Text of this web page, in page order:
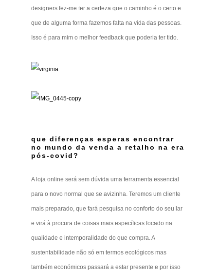
designers fez-me ter a certeza que o caminho é o certo e
que de alguma forma fazemos falta na vida das pessoas.
Isso é para mim o melhor feedback que poderia ter tido.
que diferenças esperas encontrar
no mundo da venda a retalho na era
pós-covid?
A loja online será sem dúvida uma ferramenta essencial
para o novo normal que se avizinha. Teremos um cliente
mais preparado, que fará pesquisa no conforto do seu lar
e virá à procura de coisas mais específicas focado na
qualidade e intemporalidade do que compra. A
sustentabilidade não só em termos ecológicos mas
também económicos passará a estar presente e por isso